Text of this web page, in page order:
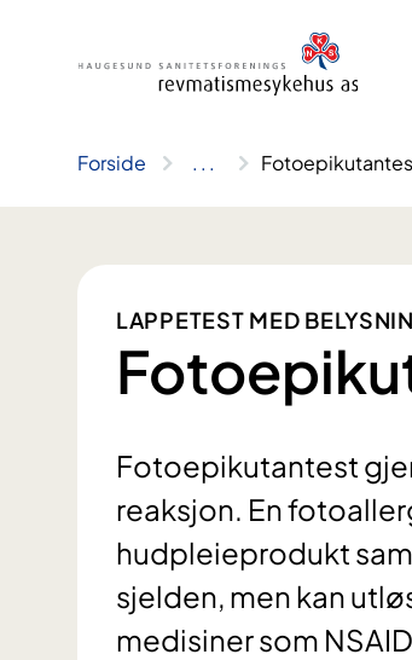
Forside .. .
LAPPETEST MED
Fotoepikutantest
reaksjon. En
hudpleieprodukt
sjelden, men kan
medisiner som